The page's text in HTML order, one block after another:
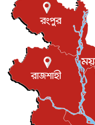
আন্তর্জাতিক
বিরোধ
আন্তর্জাতিক
এবার ওটিটিতে
বিনোদন
রিয়ালকে ‘না’
খেলাধুলা
শিল্পকলায়